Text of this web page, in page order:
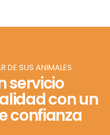
DE SUS ANIMALES
servicio
con un
confianza